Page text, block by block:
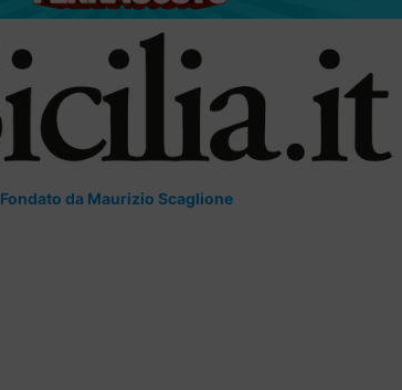
Fondato da Maurizio Scaglione